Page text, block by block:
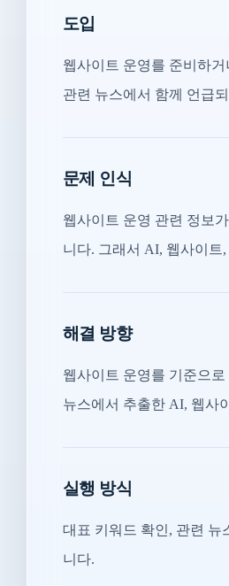
도입
웹사이트 운영를 준비하
관련 뉴스에서 함께 언급
문제 인식
웹사이트 운영 관련 정보
니다. 그래서 AI, 웹사이트
해결 방향
웹사이트 운영를 기준으
뉴스에서 추출한 AI, 웹사
실행 방식
대표 키워드 확인, 관련 뉴
니다.